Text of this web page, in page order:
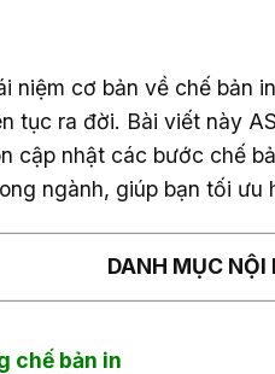
niệm cơ bản về chế bản
tục ra đời. Bài viết này
cập nhật các bước chế
ngành, giúp bạn tối
DANH MỤC NỘI
chế bản in